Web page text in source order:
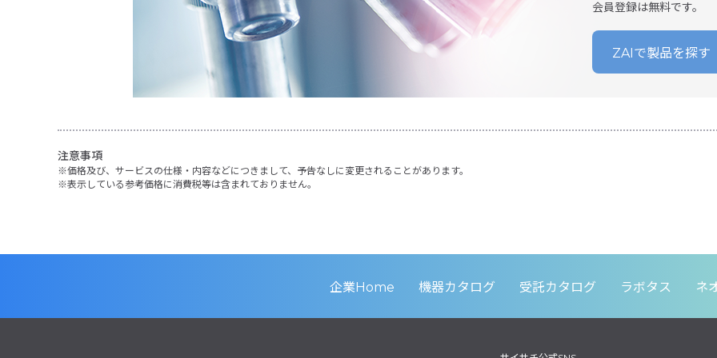
会員登録は無料です。
ZAIで製品を探す
注意事項
価格及び、サービスの仕様・内容などにつきまして、予告なしに変更されることがあります。
表示している参考価格に消費税等は含まれておりません。
企業Home 機器カタログ 受託カタログ ラボタス ネ